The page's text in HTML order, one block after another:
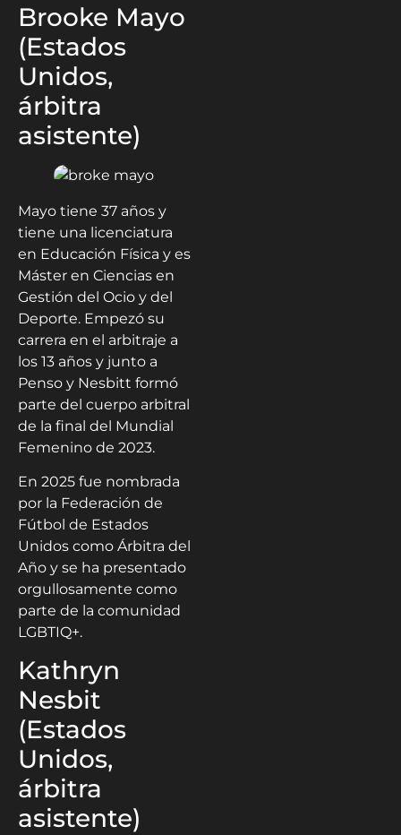
Brooke Mayo
(Estados
Unidos,
árbitra
asistente)
Mayo tiene 37 años y
tiene una licenciatura
en Educación Física y es
Máster en Ciencias en
Gestión del Ocio y del
Deporte. Empezó su
carrera en el arbitraje a
los 13 años y junto a
Penso y Nesbitt formó
parte del cuerpo arbitral
de la final del Mundial
Femenino de 2023.
En 2025 fue nombrada
por la Federación de
Fútbol de Estados
Unidos como Árbitra del
Año y se ha presentado
orgullosamente como
parte de la comunidad
LGBTIQ+.
Kathryn
Nesbit
(Estados
Unidos,
árbitra
asistente)